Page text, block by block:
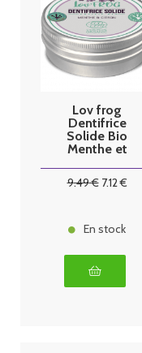
Lov frog
Dentifrice
Solide Bio
Menthe et
9.49€ 7.12€
En stock